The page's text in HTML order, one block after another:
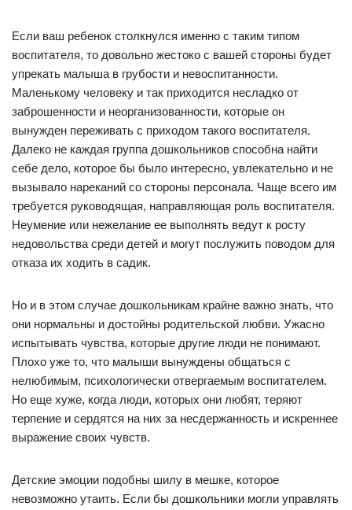
Если ваш ребенок столкнулся именно с таким типом
воспитателя, то довольно жестоко с вашей стороны будет
упрекать малыша в грубости и невоспитанности.
Маленькому человеку и так приходится несладко от
заброшенности и неорганизованности, которые он
вынужден переживать с приходом такого воспитателя.
Далеко не каждая группа дошкольников способна найти
себе дело, которое бы было интересно, увлекательно и не
вызывало нареканий со стороны персонала. Чаще всего им
требуется руководящая, направляющая роль воспитателя.
Неумение или нежелание ее выполнять ведут к росту
недовольства среди детей и могут послужить поводом для
отказа их ходить в садик.
Но и в этом случае дошкольникам крайне важно знать, что
они нормальны и достойны родительской любви. Ужасно
испытывать чувства, которые другие люди не понимают.
Плохо уже то, что малыши вынуждены общаться с
нелюбимым, психологически отвергаемым воспитателем.
Но еще хуже, когда люди, которых они любят, теряют
терпение и сердятся на них за несдержанность и искреннее
выражение своих чувств.
Детские эмоции подобны шилу в мешке, которое
невозможно утаить. Если бы дошкольники могли управлять